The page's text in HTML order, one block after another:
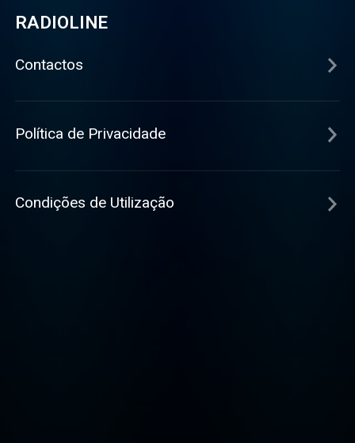
RADIOLINE
Contactos
Política de Privacidade
Condições de Utilização